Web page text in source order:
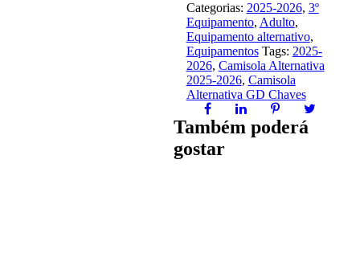
Categorias: 2025-2026, 3º
Equipamento, Adulto,
Equipamento alternativo,
Equipamentos Tags: 2025-
2026, Camisola Alternativa
2025-2026, Camisola
Alternativa GD Chaves
Também poderá
gostar